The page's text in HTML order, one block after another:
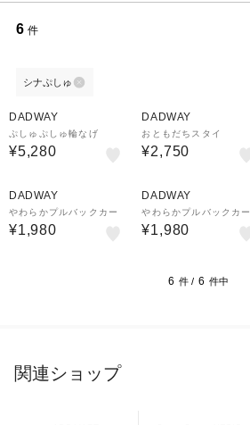
6 件
シナぷしゅ
DADWAY
ぷしゅぷしゅ輪なげ
¥5,280
DADWAY
おともだちスタイ
¥2,750
DADWAY
やわらかプルバックカー
¥1,980
DADWAY
やわらかプルバックカー
¥1,980
6 件 / 6 件中
関連ショップ